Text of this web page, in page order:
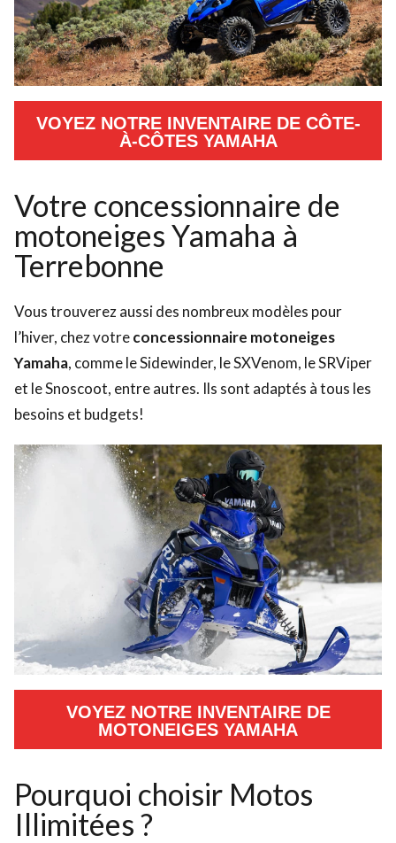
VOYEZ NOTRE INVENTAIRE DE CÔTE-
À-CÔTES YAMAHA
Votre concessionnaire de
motoneiges Yamaha à
Terrebonne
Vous trouverez aussi des nombreux modèles pour
l’hiver, chez votreconcessionnaire motoneiges
Yamaha, comme le Sidewinder, le SXVenom, le SRViper
et le Snoscoot, entre autres. Ils sont adaptés à tous les
besoins et budgets!
VOYEZ NOTRE INVENTAIRE DE
MOTONEIGES YAMAHA
Pourquoi choisir Motos
Illimitées ?